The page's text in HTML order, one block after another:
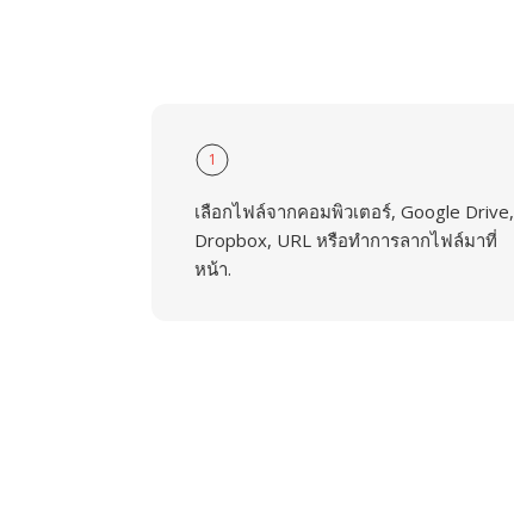
1
เลือกไฟล์จากคอมพิวเตอร์, Google Drive,
Dropbox, URL หรือทำการลากไฟล์มาที่
หน้า.